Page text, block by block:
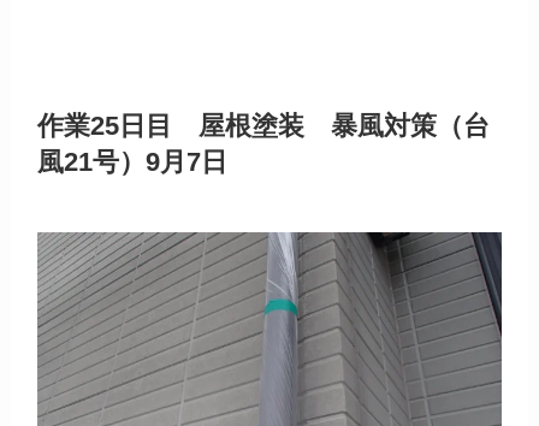
作業25日目 屋根塗装 暴風対策（台
風21号）9月7日